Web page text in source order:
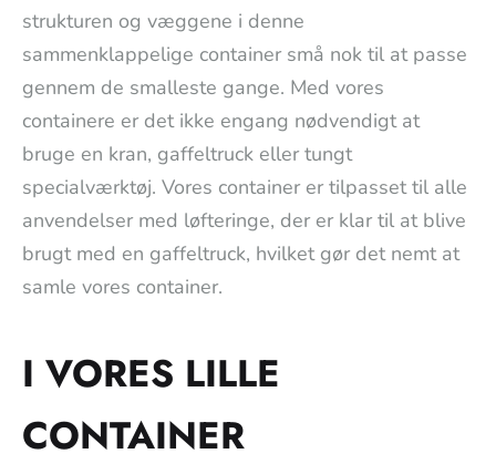
strukturen og væggene i denne
sammenklappelige container små nok til at passe
gennem de smalleste gange. Med vores
containere er det ikke engang nødvendigt at
bruge en kran, gaffeltruck eller tungt
specialværktøj. Vores container er tilpasset til alle
anvendelser med løfteringe, der er klar til at blive
brugt med en gaffeltruck, hvilket gør det nemt at
samle vores container.
I VORES LILLE
CONTAINER